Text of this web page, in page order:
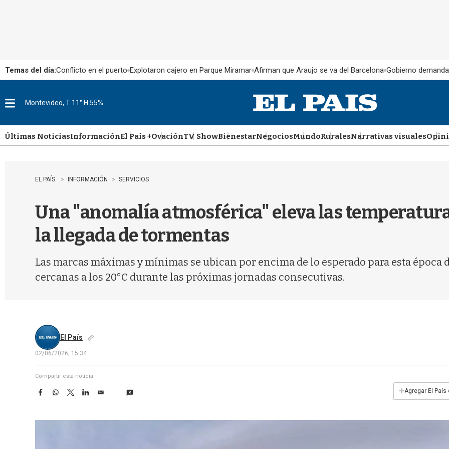
Temas del día:Conflicto en el puerto Explotaron cajero en Parque Miramar Afirman que Araujo se va del Barcelona Gobierno
u
Montevideo, T 11° H 55%
Últimas NoticiasInformaciónEl País +OvaciónTV ShowBienestarNegociosMundoRuralesNarrativas visuales
EL PAÍS INFORMACIÓN SERVICIOS
Una "anomalía atmosférica" eleva las
la llegada de tormentas
Las marcas máximas y mínimas se ubican por encima de lo esperado para esta
cercanas a los 20°C durante las próximas jornadas consecutivas.
El País
02/06/2026, 15:34
Compartir esta noticia
F
e
W
t
T
w
t
L
k
E
i
+Agregar El País